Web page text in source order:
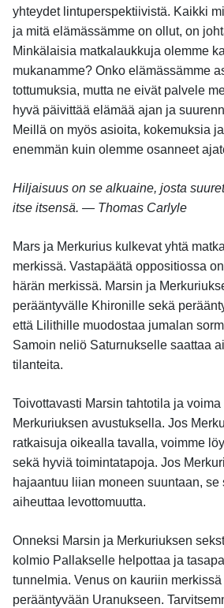
yhteydet lintuperspektiivistä. Kaikki
ja mitä elämässämme on ollut, on
Minkälaisia matkalaukkuja olemme
mukanamme? Onko elämässämme
tottumuksia, mutta ne eivät palvele
hyvä päivittää elämää ajan ja
Meillä on myös asioita, kokemuksia
enemmän kuin olemme osanneet
Hiljaisuus on se alkuaine, josta
itse itsensä. — Thomas Carlyle
Mars ja Merkurius kulkevat yhtä
merkissä. Vastapäätä oppositiossa
härän merkissä. Marsin ja
perääntyvälle Khironille sekä
että Lilithille muodostaa jumalan
Samoin neliö Saturnukselle saattaa
tilanteita.
Toivottavasti Marsin tahtotila ja
Merkuriuksen avustuksella. Jos
ratkaisuja oikealla tavalla, voimme
sekä hyviä toimintatapoja. Jos
hajaantuu liian moneen suuntaan, se
aiheuttaa levottomuutta.
Onneksi Marsin ja Merkuriuksen
kolmio Pallakselle helpottaa ja
tunnelmia. Venus on kauriin
perääntyvään Uranukseen.